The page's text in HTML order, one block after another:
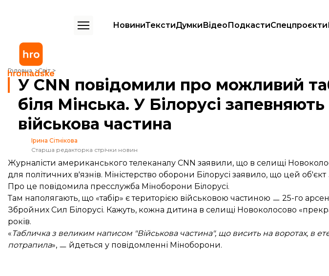
НовиниТекстиДумкиВідеоПодкастиСпецпроєкти
Головна Світ
У CNN повідомили про можливий табір для політв'язнів біля Мінська. У Білорусі запевняють ㅡ це
У CNN повідомили про можливий
біля Мінська. У Білорусі
військова частина
Ірина Сітнікова
Старша редакторка стрічки новин
Журналісти американського телеканалу CNN заявили, що в селищі
для політичних в'язнів. Міністерство оборони Білорусі заявило, що цей об'єкт
Про це повідомила пресслужба Міноборони Білорусі.
Там наполягають, що «табір» є територією військовою частиною ㅡ 25-го
Збройних Сил Білорусі. Кажуть, кожна дитина в селищі Новоколосово
років.
«Табличка з великим написом "Військова частина", що висить на воротах, в
потрапила», ㅡ йдеться у повідомленні Міноборони.